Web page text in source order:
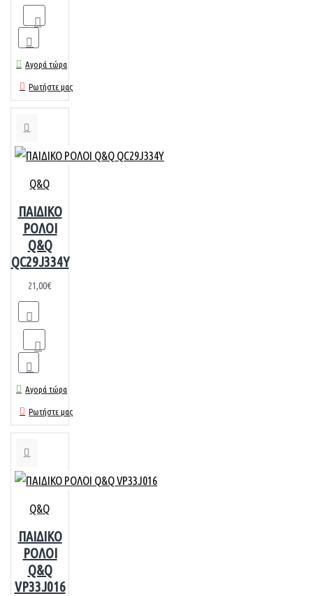
Αγορά τώρα
Ρωτήστε μας
Q&Q
ΠΑΙΔΙΚΟ
ΡΟΛΟΙ
Q&Q
QC29J334Y
21,00€
Αγορά τώρα
Ρωτήστε μας
Q&Q
ΠΑΙΔΙΚΟ
ΡΟΛΟΙ
Q&Q
VP33J016